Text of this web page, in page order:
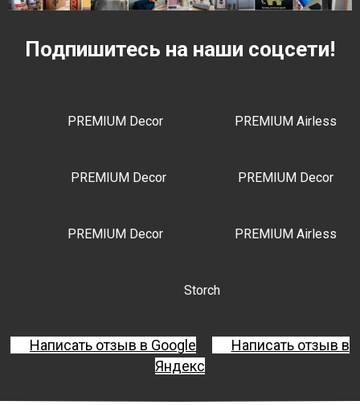
Подпишитесь на наши соцсети!
PREMIUM Decor PREMIUM Airless
PREMIUM Decor PREMIUM Decor
PREMIUM Decor PREMIUM Airless
Storch
Написать отзыв в Google
Написать отзыв в
Яндекс